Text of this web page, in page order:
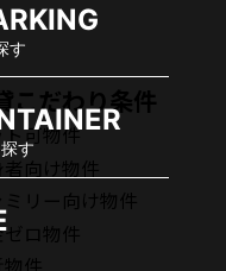
す
す
こだわり条件
可物件
者向け物件
ミリー向け物件
ロ物件
件